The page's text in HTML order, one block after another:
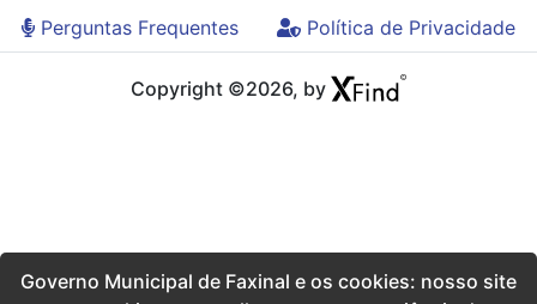
Perguntas Frequentes
Política de Privacidade
Copyright ©2026, by
Governo Municipal de Faxinal e os cookies: nosso site